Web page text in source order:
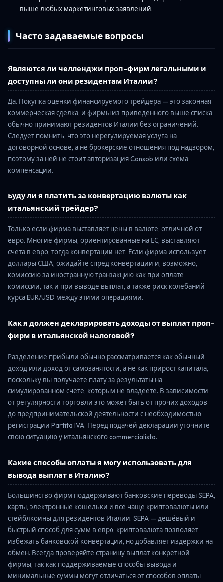
выше любых маркетинговых заявлений.
Часто задаваемые вопросы
Являются ли челленджи проп-фирм легальными и
доступны ли они резидентам Италии?
Да. Покупка оценки финансируемого трейдера — это законная
коммерческая сделка, и фирмы из приведённого выше списка
обычно принимают резидентов Италии без ограничений.
Следует помнить, что это нерегулируемая услуга на
договорной основе, а не брокерские отношения под надзором,
поэтому за ней не стоит авторизация Consob или схема
компенсации.
Буду ли я платить за конвертацию валюты как
итальянский трейдер?
Только если фирма выставляет цены в валюте, отличной от
евро. Многие фирмы, ориентированные на ЕС, выставляют
счета в евро, тогда конвертации нет. Если фирма использует
доллары США, ожидайте спред конвертации и, возможно,
комиссию за иностранную транзакцию как при оплате
комиссии, так и при выводе выплат, а также риск колебаний
курса EUR/USD между этими операциями.
Как я должен декларировать доходы от выплат проп-
фирм в итальянской налоговой?
Разделение прибыли обычно рассматривается как обычный
доход или доход от самозанятости, а не как прирост капитала,
поскольку вы получаете плату за результаты на
симулированном счёте, которым не владеете. В зависимости
от регулярности торговли это может быть от прочих доходов
до предпринимательской деятельности с необходимостью
регистрации Partita IVA. Перед подачей декларации уточните
свою ситуацию у итальянского commercialista.
Какие способы оплаты я могу использовать для
вывода выплат в Италию?
Большинство фирм поддерживают банковские переводы SEPA,
карты, электронные кошельки и всё чаще криптовалюты или
стейблкоины для резидентов Италии. SEPA — дешёвый и
быстрый способ для сумм в евро, криптовалюта позволяет
избежать банковской конвертации, но добавляет издержки на
обмен. Всегда проверяйте страницу выплат конкретной
фирмы, так как поддерживаемые способы вывода и
минимальные суммы могут отличаться от способов оплаты